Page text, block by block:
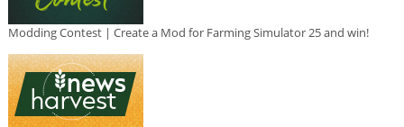
Modding Contest | Create a Mod for Farming Simulator 25 and win!